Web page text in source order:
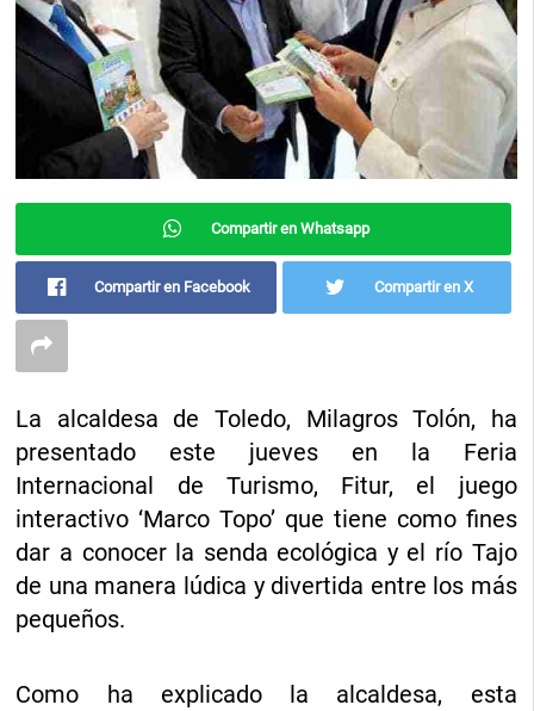
Compartir en Whatsapp
Compartir en Facebook Compartir en X
La alcaldesa de Toledo, Milagros Tolón, ha
presentado este jueves en la Feria
Internacional de Turismo, Fitur, el juego
interactivo ‘Marco Topo’ que tiene como fines
dar a conocer la senda ecológica y el río Tajo
de una manera lúdica y divertida entre los más
pequeños.
Como ha explicado la alcaldesa, esta